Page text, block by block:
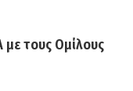
με τους Ομίλους